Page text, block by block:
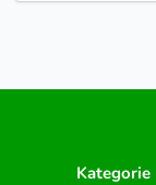
Kategorie